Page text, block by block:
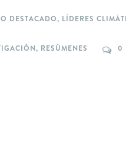
DESTACADO, LÍDERES
, RESÚMENES 0